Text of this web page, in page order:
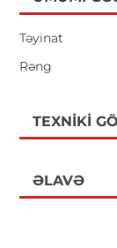
Təyinat
Rəng
TEXNIKI
ƏLAVƏ